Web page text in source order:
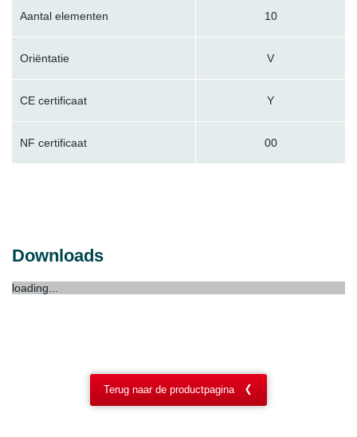
Aantal elementen 10
Oriëntatie V
CE certificaat Y
NF certificaat 00
Downloads
loading...
Terug naar de productpagina